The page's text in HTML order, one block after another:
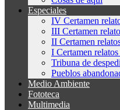
Especiales
IV Certamen
III Certamen
II Certamen
I Certamen
Tribuna de
Pueblos
Medio Ambiente
Fototeca
Multimedia